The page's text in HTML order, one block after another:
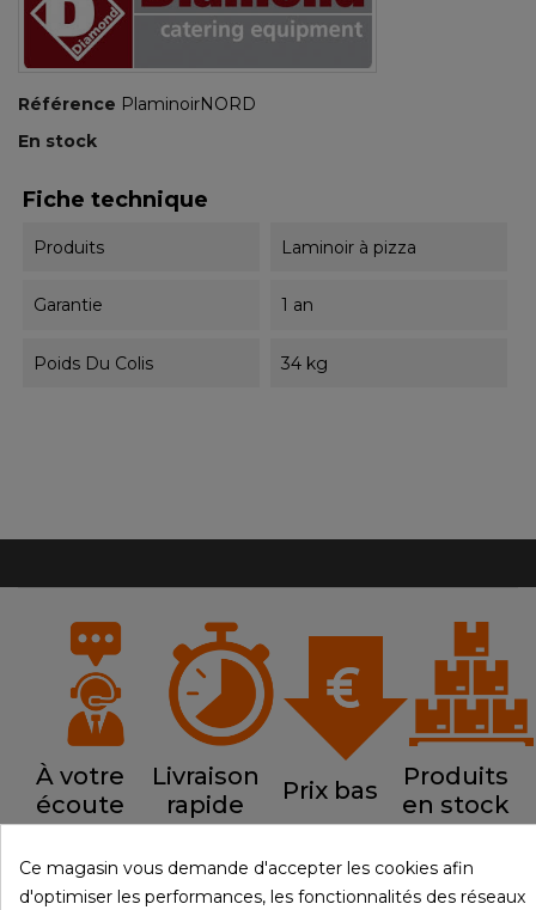
Référence PlaminoirNORD
En stock
Fiche technique
Produits Laminoir à pizza
Garantie 1 an
Poids Du Colis 34 kg
À votre
écoute
Livraison
rapide
Prix bas
Produits
en stock
Ce magasin vous demande d'accepter les cookies afin
d'optimiser les performances, les fonctionnalités des réseaux